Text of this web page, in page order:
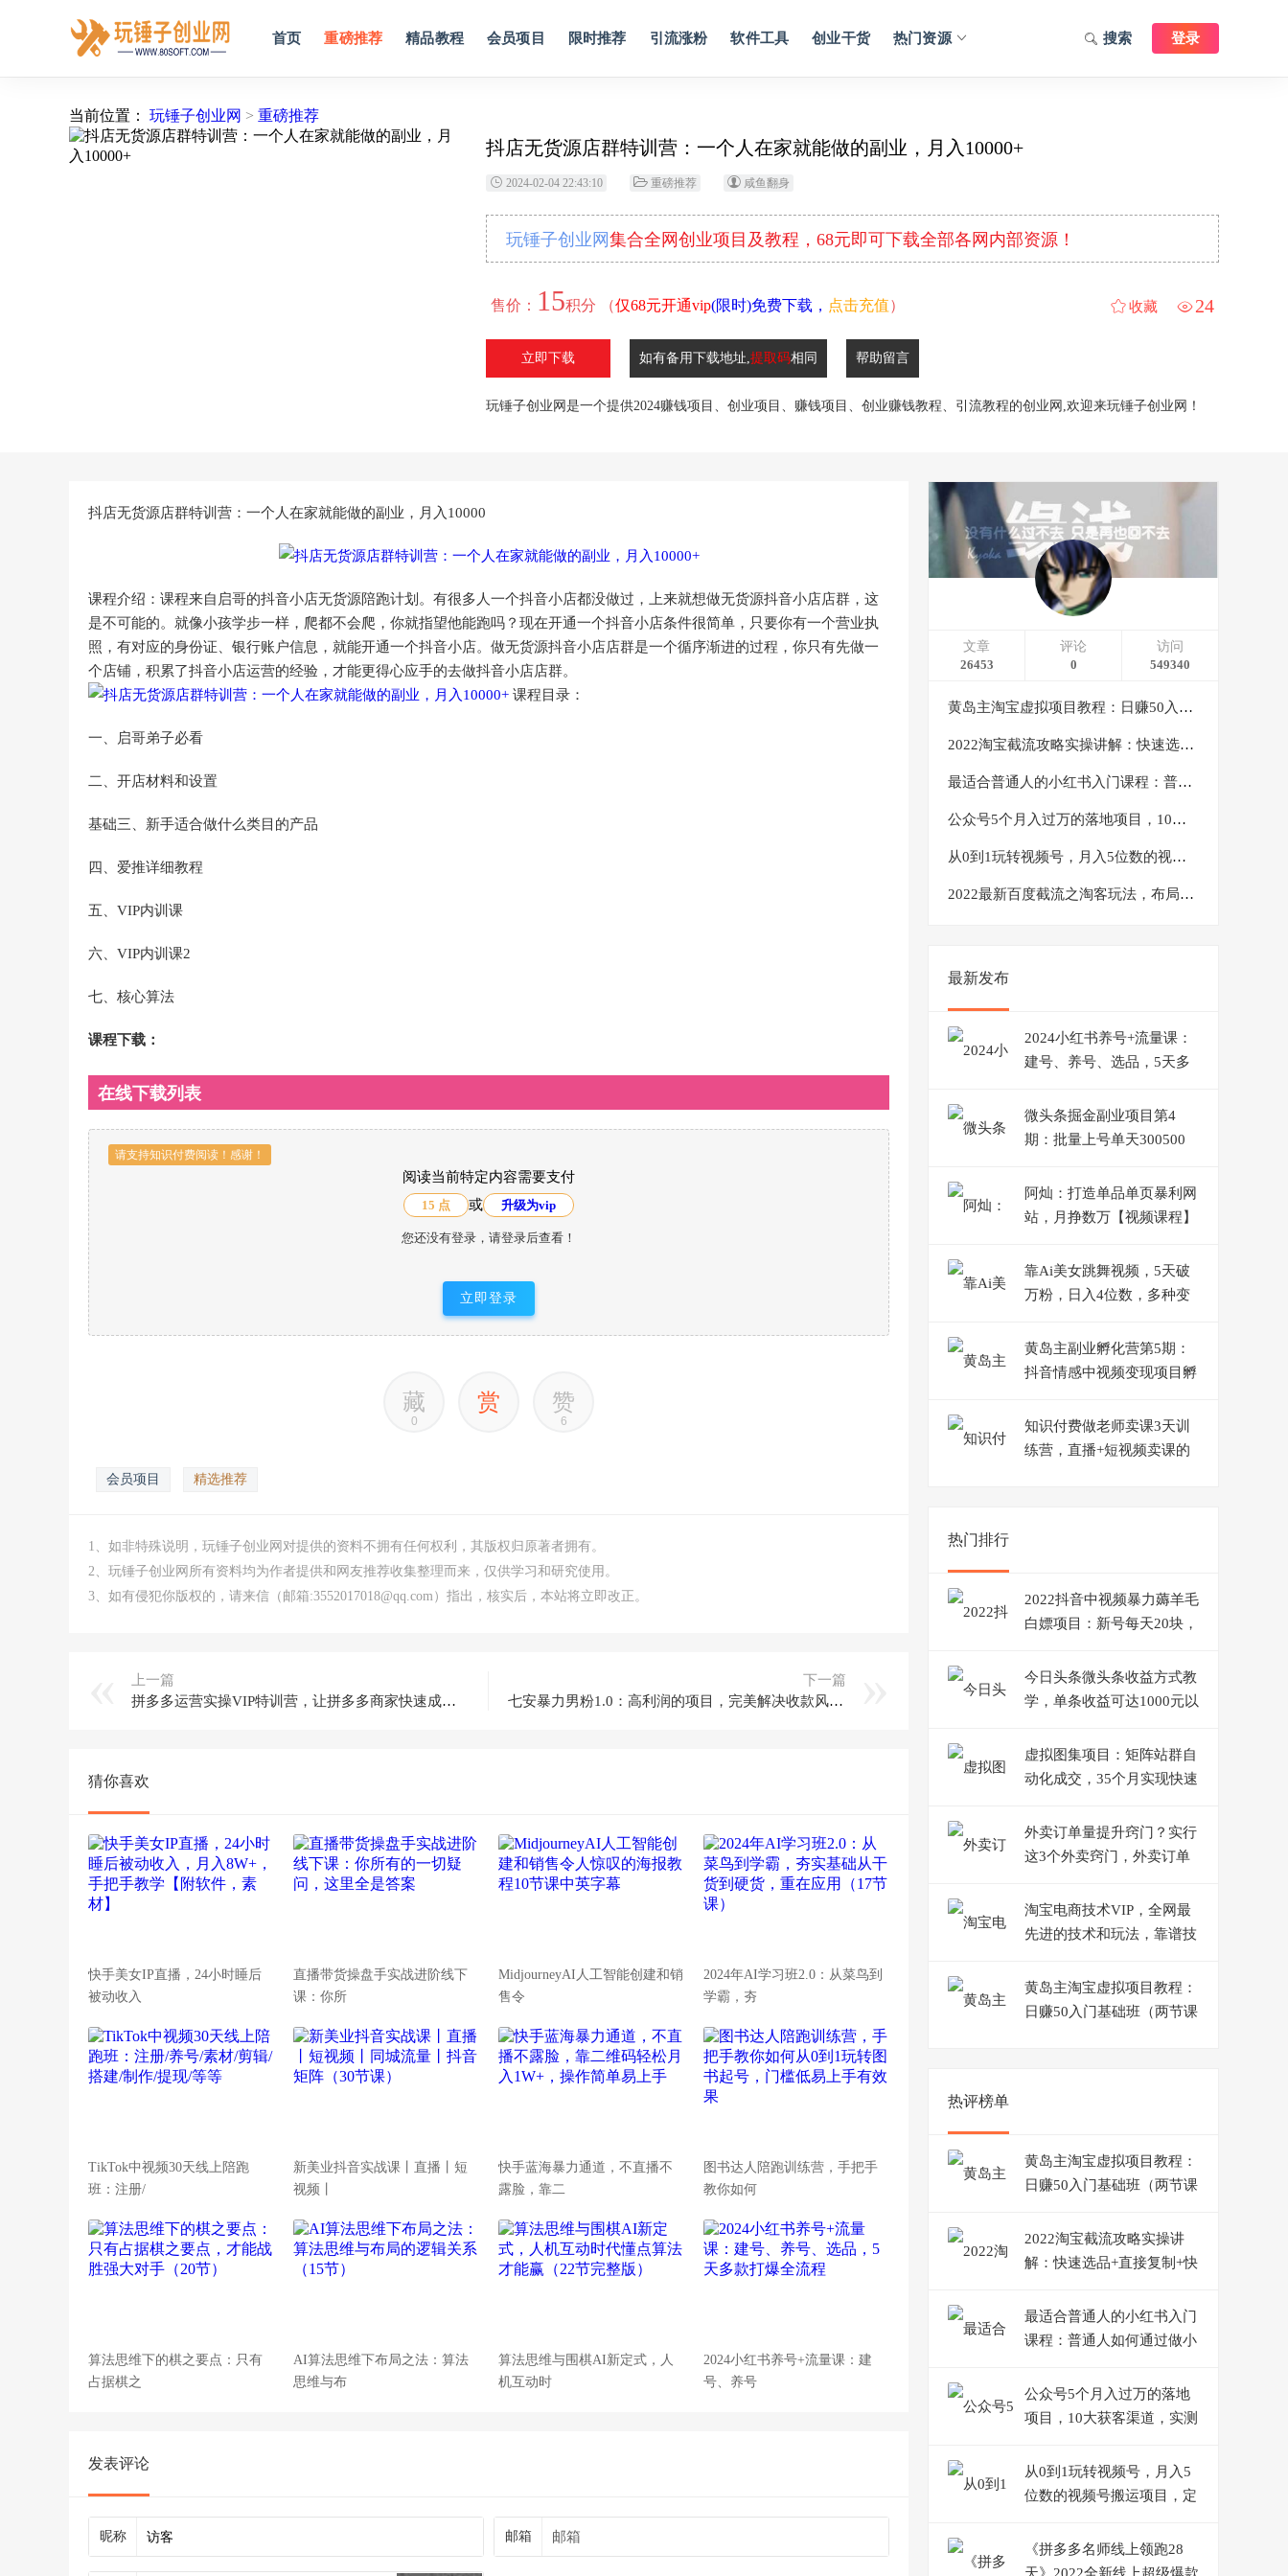
首页 重磅推荐 精品教程 会员项目 限时推荐 引流涨粉 软件工具 创业干货 热门资源 登录
搜索
当前位置： 玩锤子创业网 > 重磅推荐
抖店无货源店群特训营：一个人在家就能做的副业，月入10000+
2024-02-04 22:43:10 重磅推荐 咸鱼翻身
玩锤子创业网 集合全网创业项目及教程，68元即可下载全部各网内部资源！
售价： 15积分 （仅68元开通vip(限时)免费下载， 点击充值） 24
收藏
立即下载 如有备用下载地址,提取码相同 帮助留言
玩锤子创业网是一个提供2024赚钱项目、创业项目、赚钱项目、创业赚钱教程、引流教程的创业网,欢迎来玩锤子创业网！
抖店无货源店群特训营：一个人在家就能做的副业，月入10000
课程介绍：课程来自启哥的抖音小店无货源陪跑计划。有很多人一个抖音小店都没做过，上来就想做无货源抖音小店店群，这
是不可能的。就像小孩学步一样，爬都不会爬，你就指望他能跑吗？现在开通一个抖音小店条件很简单，只要你有一个营业执
照，有对应的身份证、银行账户信息，就能开通一个抖音小店。做无货源抖音小店店群是一个循序渐进的过程，你只有先做一
个店铺，积累了抖音小店运营的经验，才能更得心应手的去做抖音小店店群。
课程目录：
一、启哥弟子必看
二、开店材料和设置
基础三、新手适合做什么类目的产品
四、爱推详细教程
五、VIP内训课
六、VIP内训课2
七、核心算法
课程下载：
在线下载列表
请支持知识付费阅读！感谢！
阅读当前特定内容需要支付
15 点 或 升级为vip
您还没有登录，请登录后查看！
立即登录
藏
0
赏 赞
6
会员项目 精选推荐
1、如非特殊说明，玩锤子创业网对提供的资料不拥有任何权利，其版权归原著者拥有。
2、玩锤子创业网所有资料均为作者提供和网友推荐收集整理而来，仅供学习和研究使用。
3、如有侵犯你版权的，请来信（邮箱:3552017018@qq.com）指出，核实后，本站将立即改正。
上一篇
拼多多运营实操VIP特训营，让拼多多商家快速成长价值3180元
下一篇
七安暴力男粉1.0：高利润的项目，完美解决收款风险问题（详细教程+素材）
猜你喜欢
快手美女IP直播，24小时睡后
被动收入
直播带货操盘手实战进阶线下
课：你所
MidjourneyAI人工智能创建和销
售令
2024年AI学习班2.0：从菜鸟到
学霸，夯
TikTok中视频30天线上陪跑
班：注册/
新美业抖音实战课丨直播丨短
视频丨
快手蓝海暴力通道，不直播不
露脸，靠二
图书达人陪跑训练营，手把手
教你如何
算法思维下的棋之要点：只有
占据棋之
AI算法思维下布局之法：算法
思维与布
算法思维与围棋AI新定式，人
机互动时
2024小红书养号+流量课：建
号、养号
发表评论
昵称 邮箱
文章
26453
评论
0
访问
549340
黄岛主淘宝虚拟项目教程：日赚50入门基础班（两节课附配套资料）
2022淘宝截流攻略实操讲解：快速选品+直接复制+快速起店
最适合普通人的小红书入门课程：普通人如何通过做小红书年入50万
公众号5个月入过万的落地项目，10大获客渠道，实测涨粉21万
从0到1玩转视频号，月入5位数的视频号搬运项目，定位+选品+制作+变现全流程
2022最新百度截流之淘客玩法，布局流量一单利润可达300+【视频课程】
最新发布
2024小红书养号+流量课：
建号、养号、选品，5天多
微头条掘金副业项目第4
期：批量上号单天300500
阿灿：打造单品单页暴利网
站，月挣数万【视频课程】
靠Ai美女跳舞视频，5天破
万粉，日入4位数，多种变
黄岛主副业孵化营第5期：
抖音情感中视频变现项目孵
知识付费做老师卖课3天训
练营，直播+短视频卖课的
热门排行
2022抖音中视频暴力薅羊毛
白嫖项目：新号每天20块，
今日头条微头条收益方式教
学，单条收益可达1000元以
虚拟图集项目：矩阵站群自
动化成交，35个月实现快速
外卖订单量提升窍门？实行
这3个外卖窍门，外卖订单
淘宝电商技术VIP，全网最
先进的技术和玩法，靠谱技
黄岛主淘宝虚拟项目教程：
日赚50入门基础班（两节课
热评榜单
黄岛主淘宝虚拟项目教程：
日赚50入门基础班（两节课
2022淘宝截流攻略实操讲
解：快速选品+直接复制+快
最适合普通人的小红书入门
课程：普通人如何通过做小
公众号5个月入过万的落地
项目，10大获客渠道，实测
从0到1玩转视频号，月入5
位数的视频号搬运项目，定
《拼多多名师线上领跑28